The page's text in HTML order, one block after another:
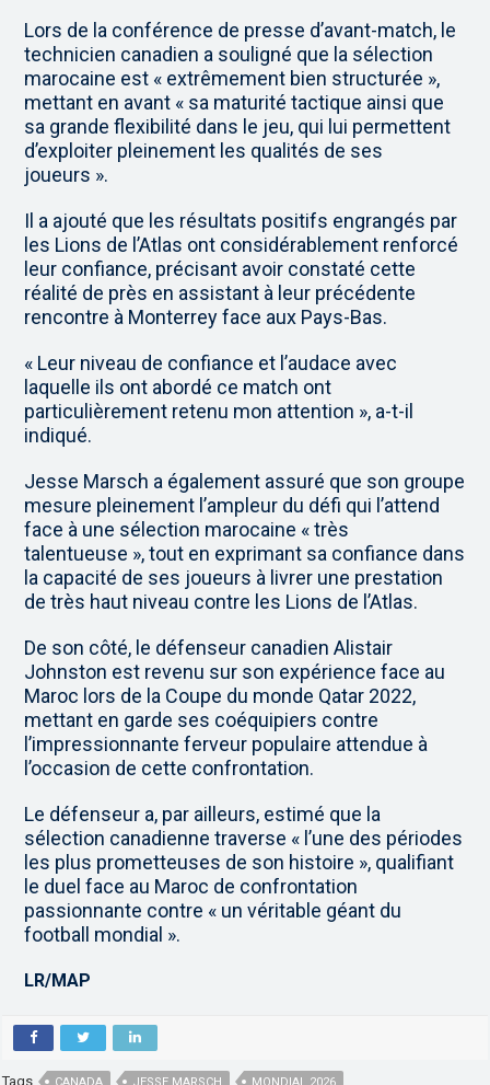
Lors de la conférence de presse d’avant-match, le
technicien canadien a souligné que la sélection
marocaine est « extrêmement bien structurée »,
mettant en avant « sa maturité tactique ainsi que
sa grande flexibilité dans le jeu, qui lui permettent
d’exploiter pleinement les qualités de ses
joueurs ».
Il a ajouté que les résultats positifs engrangés par
les Lions de l’Atlas ont considérablement renforcé
leur confiance, précisant avoir constaté cette
réalité de près en assistant à leur précédente
rencontre à Monterrey face aux Pays-Bas.
« Leur niveau de confiance et l’audace avec
laquelle ils ont abordé ce match ont
particulièrement retenu mon attention », a-t-il
indiqué.
Jesse Marsch a également assuré que son groupe
mesure pleinement l’ampleur du défi qui l’attend
face à une sélection marocaine « très
talentueuse », tout en exprimant sa confiance dans
la capacité de ses joueurs à livrer une prestation
de très haut niveau contre les Lions de l’Atlas.
De son côté, le défenseur canadien Alistair
Johnston est revenu sur son expérience face au
Maroc lors de la Coupe du monde Qatar 2022,
mettant en garde ses coéquipiers contre
l’impressionnante ferveur populaire attendue à
l’occasion de cette confrontation.
Le défenseur a, par ailleurs, estimé que la
sélection canadienne traverse « l’une des périodes
les plus prometteuses de son histoire », qualifiant
le duel face au Maroc de confrontation
passionnante contre « un véritable géant du
football mondial ».
LR/MAP
Tags